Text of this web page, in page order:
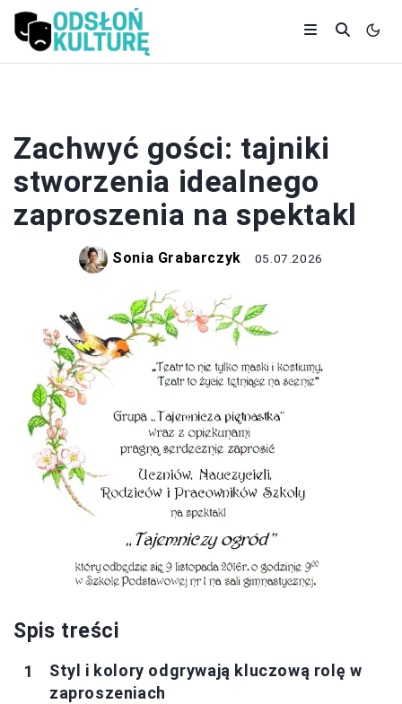
Zachwyć gości: tajniki
stworzenia idealnego
zaproszenia na spektakl
Sonia Grabarczyk 05.07.2026
Spis treści
Styl i kolory odgrywają kluczową rolę w
zaproszeniach